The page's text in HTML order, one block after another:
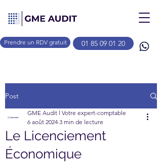
Prendre un RDV gratuit 01 85 09 01 20
Post
Le Licenciement
Économique
GME Audit l Votre expert-comptable
6 août 2024 3 min de lecture